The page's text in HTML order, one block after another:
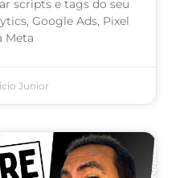
scripts e tags do seu
Google Ads, Pixel
Meta
Junior